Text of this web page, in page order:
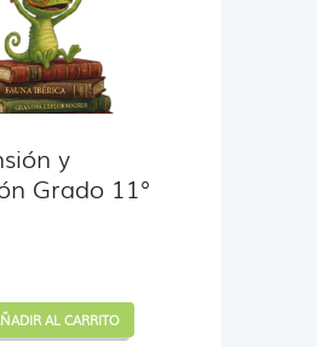
y
Grado 11°
AL CARRITO